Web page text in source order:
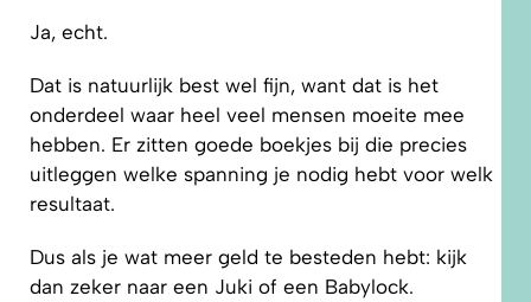
Ja, echt.
Dat is natuurlijk best wel fijn, want dat is het
onderdeel waar heel veel mensen moeite mee
hebben. Er zitten goede boekjes bij die precies
uitleggen welke spanning je nodig hebt voor welk
resultaat.
Dus als je wat meer geld te besteden hebt: kijk
dan zeker naar een Juki of een Babylock.